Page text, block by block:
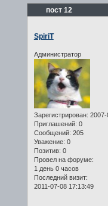
пост 12
SpiriT
Администратор
Зарегистрирован: 2007-
Приглашений: 0
Сообщений: 205
Уважение: 0
Позитив: 0
Провел на форуме:
1 день 0 часов
Последний визит:
2011-07-08 17:13:49